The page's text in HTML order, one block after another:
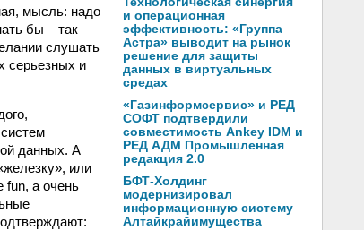
мысль: надо
бы – так
слушать
серьезных и
–
данных. А
или
fun, а очень
и операционная
эффективность: «Группа
Астра» выводит на рынок
решение для защиты
данных в виртуальных
средах
«Газинформсервис» и РЕД
СОФТ подтвердили
совместимость Ankey IDM и
РЕД АДМ Промышленная
редакция 2.0
БФТ-Холдинг
модернизировал
информационную систему
Алтайкрайимущества